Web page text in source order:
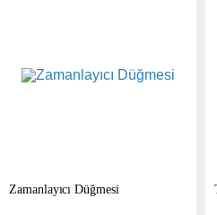
Zamanlayıcı Düğmesi